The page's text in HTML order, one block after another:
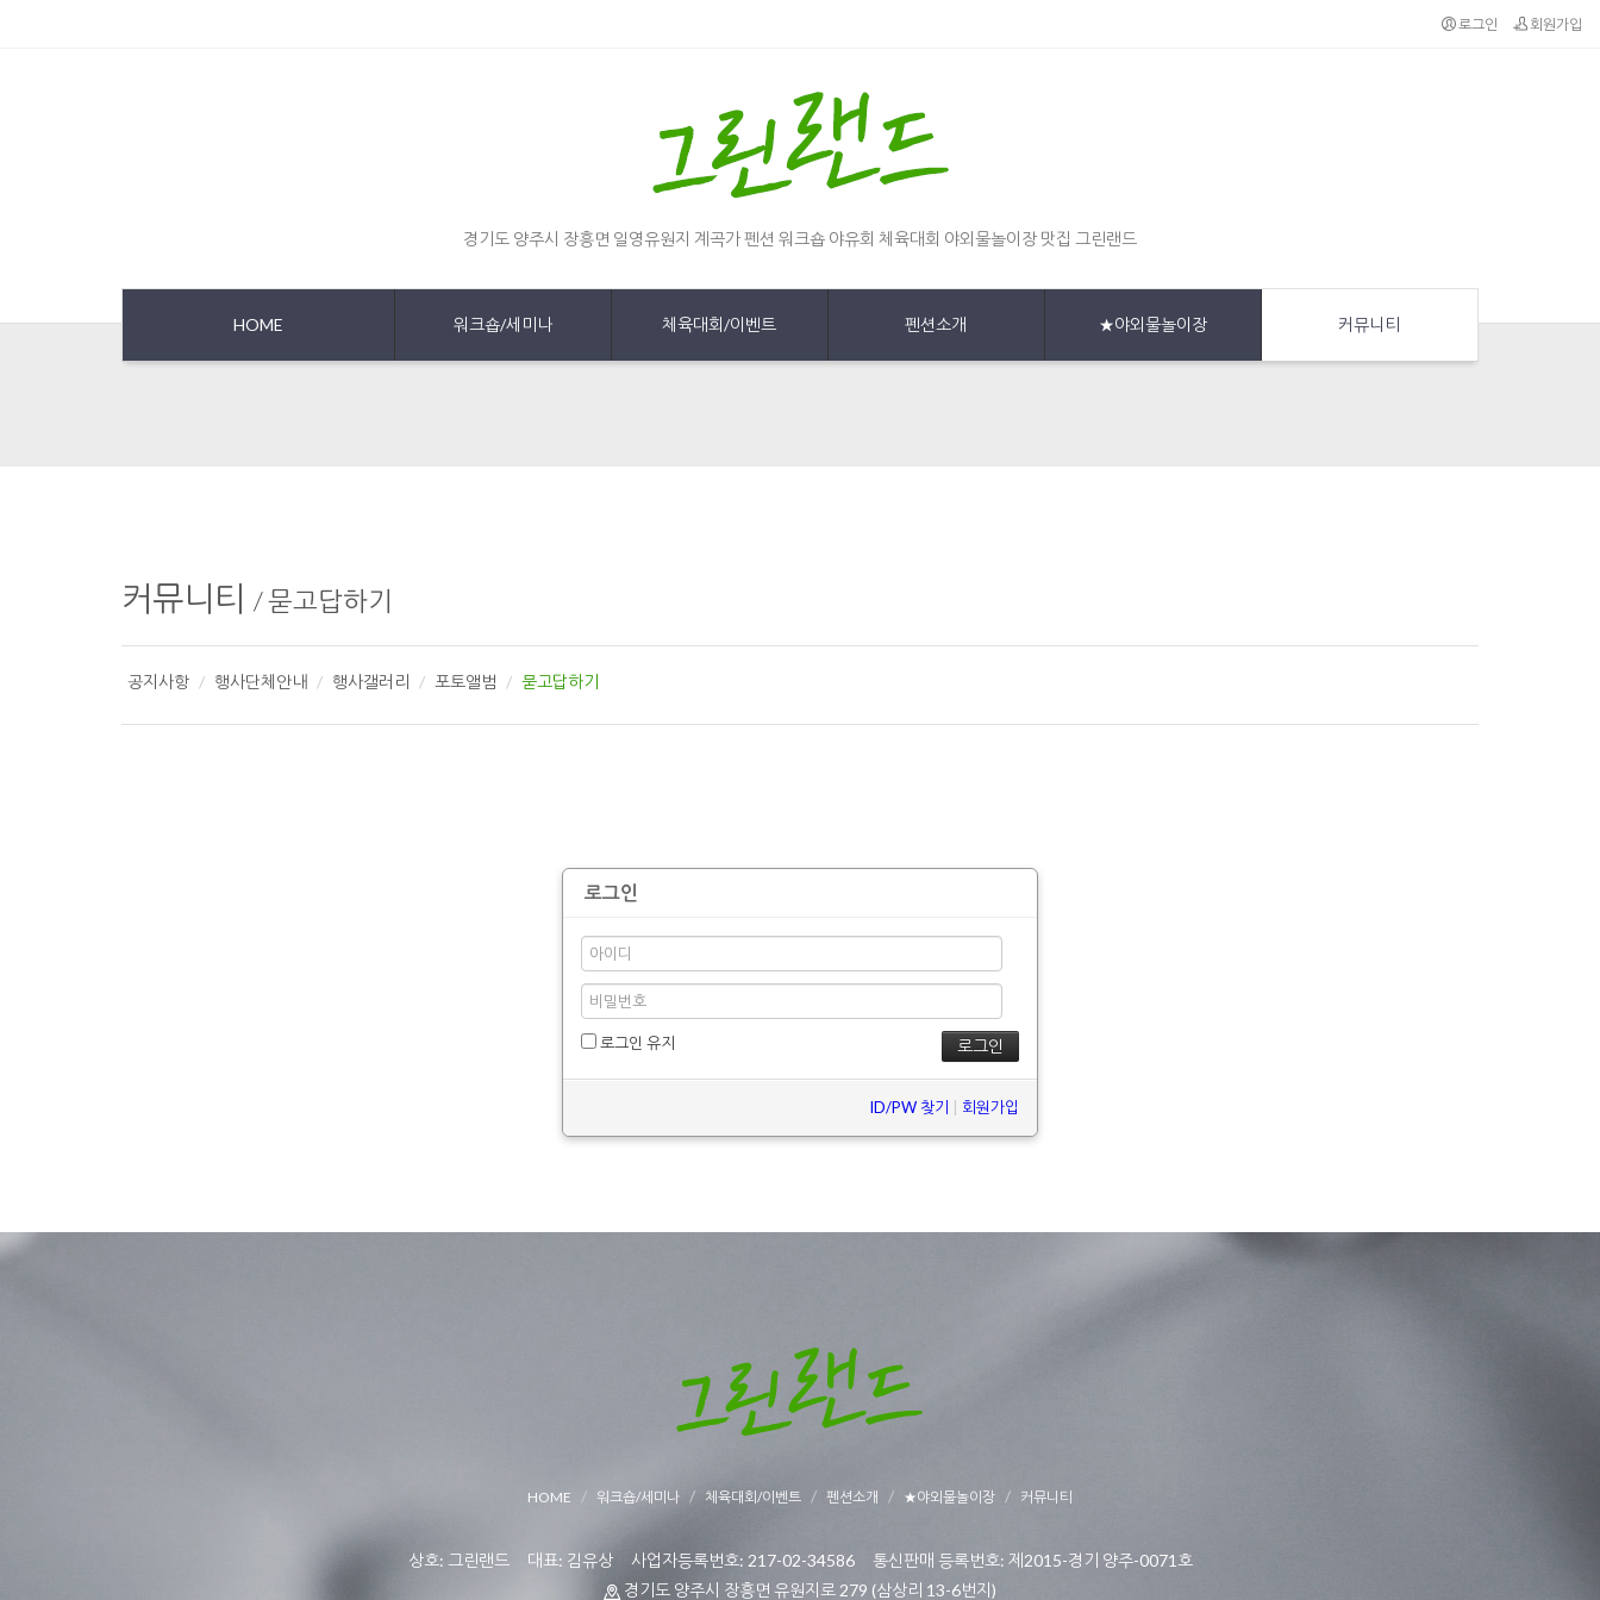
로그인 회원가입
경기도 양주시 장흥면 일영유원지 계곡가 펜션 워크숍 야유회 체육대회 야외물놀이장 맛집 그린랜드
HOME 워크숍/세미나 체육대회/이벤트 펜션소개 ★야외물놀이장 커뮤니티
커뮤니티 /묻고답하기
공지사항 행사단체안내 행사갤러리 포토앨범 묻고답하기
로그인
로그인 유지
ID/PW 찾기 회원가입
HOME 워크숍/세미나 체육대회/이벤트 펜션소개 ★야외물놀이장 커뮤니티
상호: 그린랜드 대표: 김유상 사업자등록번호: 217-02-34586 통신판매 등록번호: 제2015-경기 양주-0071호
경기도 양주시 장흥면 유원지로 279 (삼상리 13-6번지)